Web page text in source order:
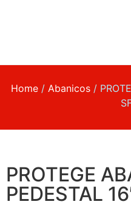
Home / Abanicos /
PROTEGE
PEDESTAL